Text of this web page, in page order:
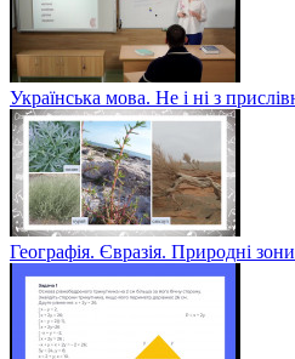
Українська мова. Не і ні з
Географія. Євразія. Природні